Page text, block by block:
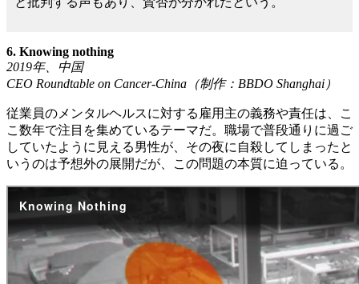
6. Knowing nothing
2019年、中国
CEO Roundtable on Cancer-China （制作： BBDO Shanghai ）
従業員のメンタルヘルスに対する雇用主の義務や責任は、こ
こ数年で注目を集めているテーマだ。職場で普段通りに過ご
していたように見える男性が、その夜に自殺してしまったと
いうのは予想外の展開だが、この問題の本質に迫っている。